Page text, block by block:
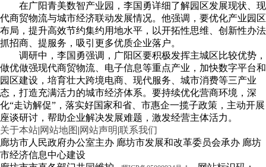
在广阳青美数智产业园，李国勇详细了解园区发展现状、现
代商贸物流与城市经济联动发展情况。他强调，要优化产业园区
布局，提升高效节约集约用地水平，以开拓性思维、创新性办法
抓招商、提服务，吸引更多优质企业落户。
调研中，李国勇强调，广阳区要积极发挥主城区比较优势，
做优做强现代商贸物流、电子信息等重点产业，加快数字平台和
园区建设，培育壮大跨境电商、现代服务、城市消费等三产业
态，打造充满活力的城市经济体系。要持续优化营商环境，深
化“走访解促”，落实好国家和省、市惠企一揽子政策，主动开展
座谈研讨，帮助企业解决发展难题，激发经营主体活力。
关于本站|网站地图 |网站声明|联系我们
廊坊市人民政府办公室主办 廊坊市发展和改革委员会承办 廊坊
市经济信息中心建设